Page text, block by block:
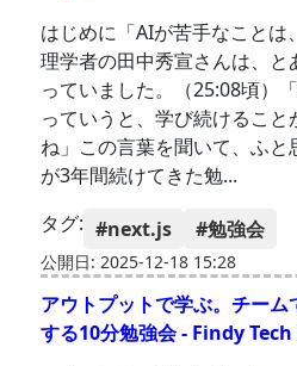
はじめに「AIが苦手なことは
理学者の田中秀宣さんは、
っていました。（25:08頃）
っていうと、学び続けること
ね」この言葉を聞いて、ふと
が3年間続けてきた勉...
タグ: #next.js #勉強会
公開日: 2025-12-18 15:28
アウトプットで学ぶ。チー
する10分勉強会 - Findy